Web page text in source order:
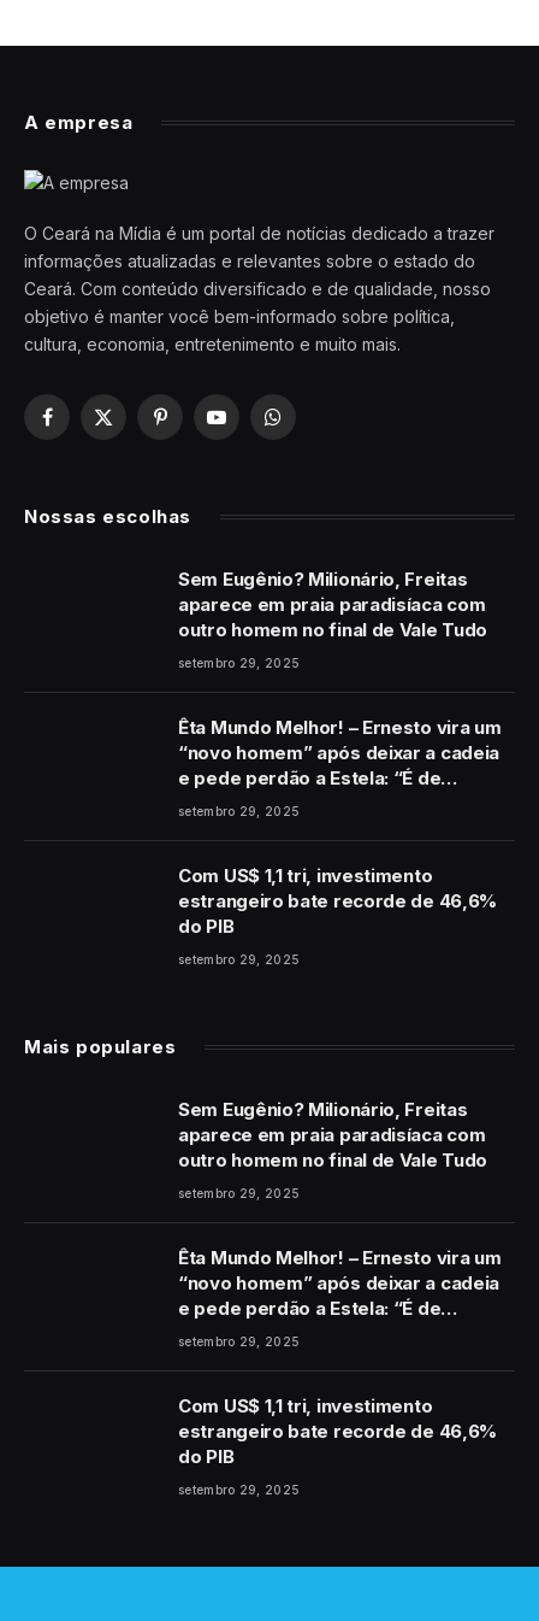
A empresa
O Ceará na Mídia é um portal de notícias dedicado a trazer
informações atualizadas e relevantes sobre o estado do
Ceará. Com conteúdo diversificado e de qualidade, nosso
objetivo é manter você bem-informado sobre política,
cultura, economia, entretenimento e muito mais.
Facebook
X
PinterestYouTubeWhatsApp
Nossas escolhas
Sem Eugênio? Milionário, Freitas
aparece em praia paradisíaca com
outro homem no final de Vale Tudo
setembro 29, 2025
Êta Mundo Melhor! – Ernesto vira um
“novo homem” após deixar a cadeia
e pede perdão a Estela: “É de
coração”
setembro 29, 2025
Com US$ 1,1 tri, investimento
estrangeiro bate recorde de 46,6%
do PIB
setembro 29, 2025
Mais populares
Sem Eugênio? Milionário, Freitas
aparece em praia paradisíaca com
outro homem no final de Vale Tudo
setembro 29, 2025
Êta Mundo Melhor! – Ernesto vira um
“novo homem” após deixar a cadeia
e pede perdão a Estela: “É de
coração”
setembro 29, 2025
Com US$ 1,1 tri, investimento
estrangeiro bate recorde de 46,6%
do PIB
setembro 29, 2025